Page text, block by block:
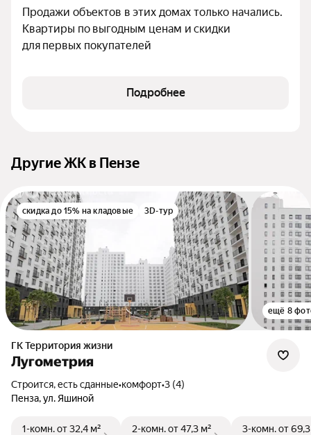
Продажи объектов в этих домах только начались.
Квартиры по выгодным ценам и скидки
для первых покупателей
Подробнее
Другие ЖК в Пензе
скидка до 15% на кладовые 3D-тур
ещё 8
ГК Территория жизни
Лугометрия
Строится, есть сданные•комфорт•3 (4)
Пенза, ул. Яшиной
1-комн.от 32,4 м²
2-комн.от 47,3 м²
3-комн.от